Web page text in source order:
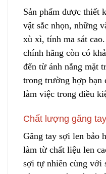
Sản phẩm được thiết
vật sắc nhọn, những
xù xì, tính ma sát
chính hãng còn có
đến từ ánh nắng mặt
trong trường hợp bạn
làm việc trong điều
Chất lượng găng
Găng tay sợi len bảo
làm từ chất liệu len
sợi tự nhiên cùng với